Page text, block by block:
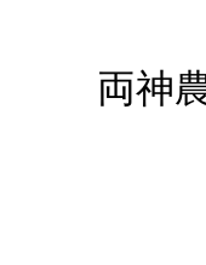
両神